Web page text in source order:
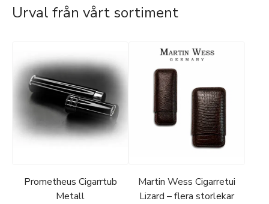
Urval från vårt sortiment
Prometheus Cigarrtub
Metall
Martin Wess Cigarretui
Lizard – flera storlekar